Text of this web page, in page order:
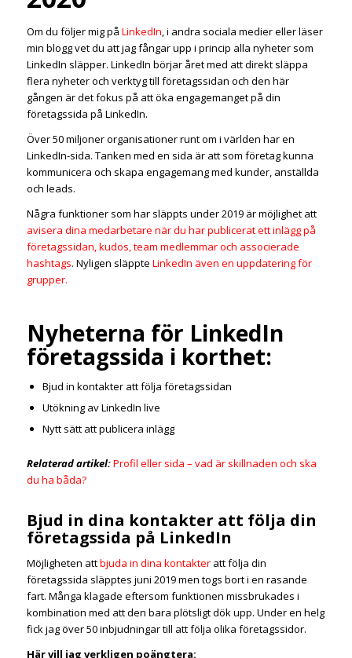
Om du följer mig på LinkedIn, i andra sociala medier eller läser
min blogg vet du att jag fångar upp i princip alla nyheter som
LinkedIn släpper. LinkedIn börjar året med att direkt släppa
flera nyheter och verktyg till företagssidan och den här
gången är det fokus på att öka engagemanget på din
företagssida på LinkedIn.
Över 50 miljoner organisationer runt om i världen har en
LinkedIn-sida. Tanken med en sida är att som företag kunna
kommunicera och skapa engagemang med kunder, anställda
och leads.
Några funktioner som har släppts under 2019 är möjlighet att
avisera dina medarbetare när du har publicerat ett inlägg på
företagssidan, kudos, team medlemmar och associerade
hashtags. Nyligen släppte LinkedIn även en uppdatering för
grupper.
Nyheterna för LinkedIn
företagssida i korthet:
Bjud in kontakter att följa företagssidan
Utökning av LinkedIn live
Nytt sätt att publicera inlägg
Relaterad artikel:Profil eller sida – vad är skillnaden och ska
du ha båda?
Bjud in dina kontakter att följa din
företagssida på LinkedIn
Möjligheten attbjuda in dina kontakteratt följa din
företagssida släpptes juni 2019 men togs bort i en rasande
fart. Många klagade eftersom funktionen missbrukades i
kombination med att den bara plötsligt dök upp. Under en helg
fick jag över 50 inbjudningar till att följa olika företagssidor.
Här vill jag verkligen poängtera: